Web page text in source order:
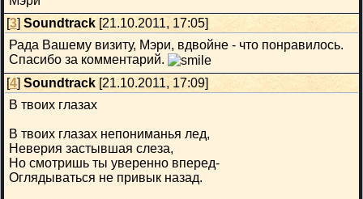
[3] Soundtrack [21.10.2011, 17:05]
Рада Вашему визиту, Мэри, вдвойне - что понравилось.
Спасибо за комментарий.
[4] Soundtrack [21.10.2011, 17:09]
В твоих глазах
В твоих глазах непониманья лед,
Неверия застывшая слеза,
Но смотришь ты уверенно вперед-
Оглядываться не привык назад.